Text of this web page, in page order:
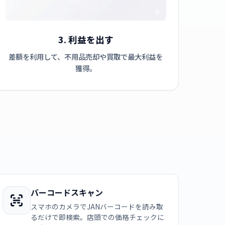
3. 利益を出す
差額を利用して、不用品売却や買取で最大利益を
獲得。
バーコードスキャン
スマホのカメラでJANバーコードを読み取
るだけで即検索。店頭での価格チェックに